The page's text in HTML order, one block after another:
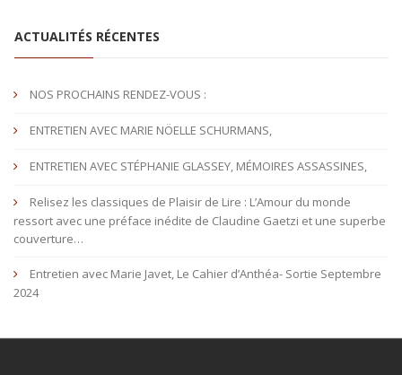
ACTUALITÉS RÉCENTES
NOS PROCHAINS RENDEZ-VOUS :
ENTRETIEN AVEC MARIE NÖELLE SCHURMANS,
ENTRETIEN AVEC STÉPHANIE GLASSEY, MÉMOIRES ASSASSINES,
Relisez les classiques de Plaisir de Lire : L’Amour du monde
ressort avec une préface inédite de Claudine Gaetzi et une superbe
couverture…
Entretien avec Marie Javet, Le Cahier d’Anthéa- Sortie Septembre
2024